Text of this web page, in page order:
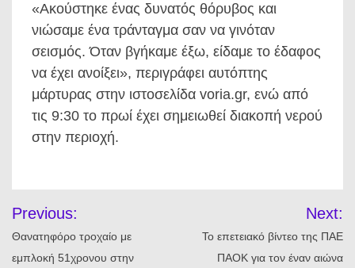
«Ακούστηκε ένας δυνατός θόρυβος και
νιώσαμε ένα τράνταγμα σαν να γινόταν
σεισμός. Όταν βγήκαμε έξω, είδαμε το έδαφος
να έχει ανοίξει», περιγράφει αυτόπτης
μάρτυρας στην ιστοσελίδα voria.gr, ενώ από
τις 9:30 το πρωί έχει σημειωθεί διακοπή νερού
στην περιοχή.
άρθρων
Previous:
Θανατηφόρο τροχαίο με
εμπλοκή 51χρονου στην
Next:
Το επετειακό βίντεο της ΠΑΕ
ΠΑΟΚ για τον έναν αιώνα